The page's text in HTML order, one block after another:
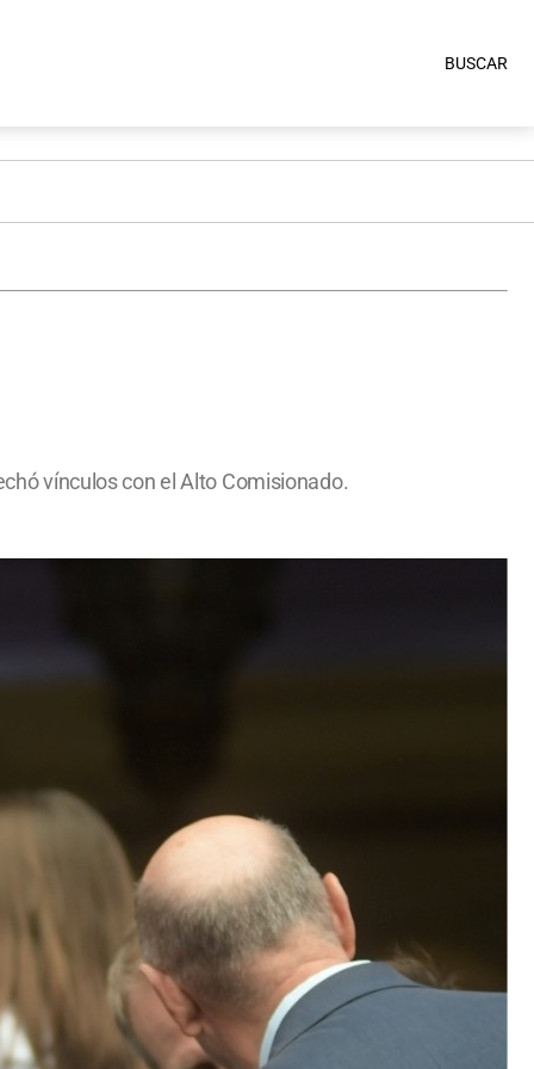
BUSCAR
vínculos con el Alto Comisionado.